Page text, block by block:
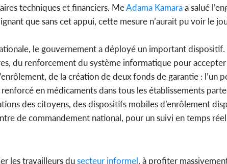
techniques et financiers. MeAdama Kamaraa salué
que sans cet appui, cette mesure n’aurait pu voir le
le gouvernement a déployé un important
du renforcement du système informatique pour accepter
de la création de deux fonds de garantie : l’un
en médicaments dans tous les établissements
des citoyens, des dispositifs mobiles d’enrôlement
de commandement national, pour un suivi en temps
les travailleurs dusecteur informel, à profiter